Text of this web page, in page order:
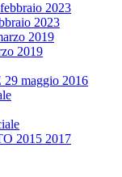
2023
2023
2019
2019
maggio 2016
2015 2017